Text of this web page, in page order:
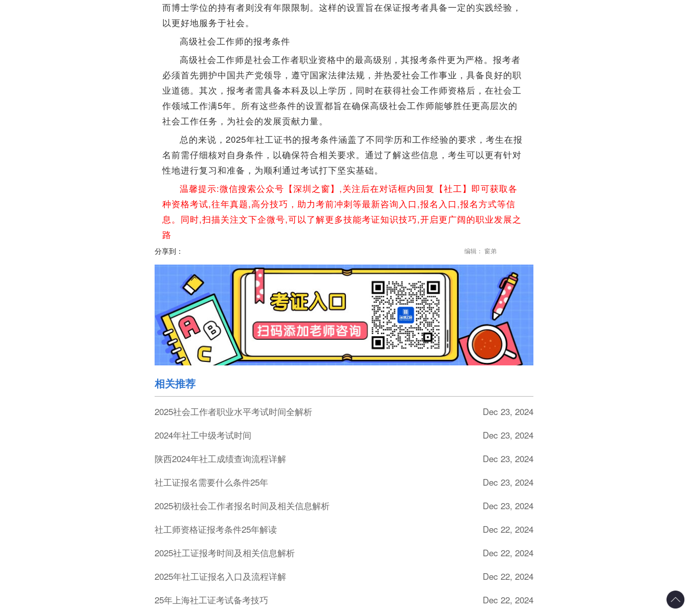
而博士学位的持有者则没有年限限制。这样的设置旨在保证报考者具备一定的实践经验，
以更好地服务于社会。
高级社会工作师的报考条件
高级社会工作师是社会工作者职业资格中的最高级别，其报考条件更为严格。报考者
必须首先拥护中国共产党领导，遵守国家法律法规，并热爱社会工作事业，具备良好的职
业道德。其次，报考者需具备本科及以上学历，同时在获得社会工作师资格后，在社会工
作领域工作满5年。所有这些条件的设置都旨在确保高级社会工作师能够胜任更高层次的
社会工作任务，为社会的发展贡献力量。
总的来说，2025年社工证书的报考条件涵盖了不同学历和工作经验的要求，考生在报
名前需仔细核对自身条件，以确保符合相关要求。通过了解这些信息，考生可以更有针对
性地进行复习和准备，为顺利通过考试打下坚实基础。
温馨提示:微信搜索公众号【深圳之窗】,关注后在对话框内回复【社工】即可获取各
种资格考试,往年真题,高分技巧，助力考前冲刺等最新咨询入口,报名入口,报名方式等信
息。同时,扫描关注文下企微号,可以了解更多技能考证知识技巧,开启更广阔的职业发展之
路
分享到： 编辑： 窗弟
相关推荐
2025社会工作者职业水平考试时间全解析
Dec 23, 2024
2024年社工中级考试时间
Dec 23, 2024
陕西2024年社工成绩查询流程详解
Dec 23, 2024
社工证报名需要什么条件25年
Dec 23, 2024
2025初级社会工作者报名时间及相关信息解析
Dec 23, 2024
社工师资格证报考条件25年解读
Dec 22, 2024
2025社工证报考时间及相关信息解析
Dec 22, 2024
2025年社工证报名入口及流程详解
Dec 22, 2024
25年上海社工证考试备考技巧
Dec 22, 2024